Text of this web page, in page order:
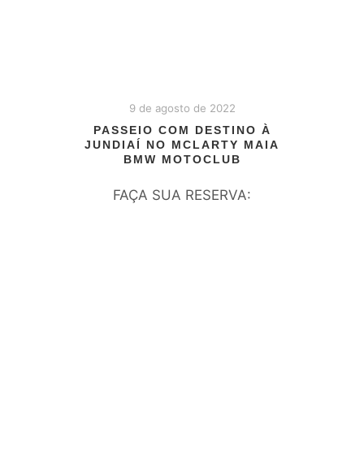
9 de agosto de 2022
PASSEIO COM DESTINO À
JUNDIAÍ NO MCLARTY MAIA
BMW MOTOCLUB
FAÇA SUA RESERVA: